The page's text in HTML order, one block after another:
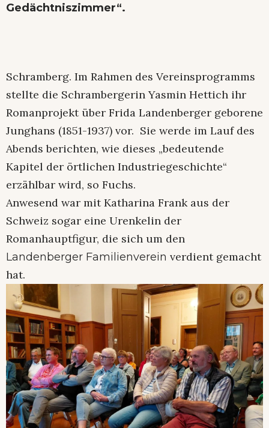
Gedächtniszimmer“.
Schramberg. Im Rahmen des Vereinsprogramms
stellte die Schrambergerin Yasmin Hettich ihr
Romanprojekt über Frida Landenberger geborene
Junghans (1851-1937) vor. Sie werde im Lauf des
Abends berichten, wie dieses „bedeutende
Kapitel der örtlichen Industriegeschichte“
erzählbar wird, so Fuchs.
Anwesend war mit Katharina Frank aus der
Schweiz sogar eine Urenkelin der
Romanhauptfigur, die sich um den
Landenberger Familienverein verdient gemacht
hat.